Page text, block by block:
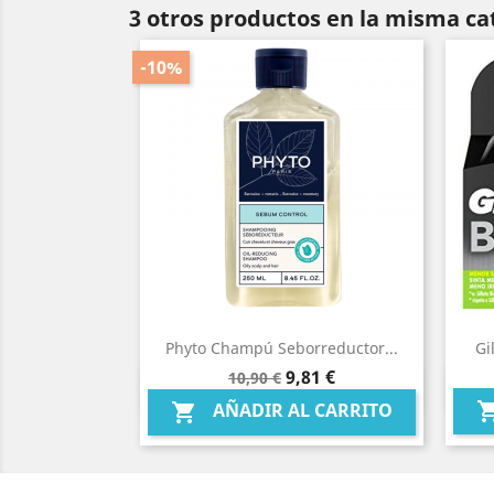
3 otros productos en la misma
Phyto Champú Seborreductor...
Precio
base
10,90 €
-10%
Precio
9,81 €
 AÑADIR AL CARRITO
Vista rápida